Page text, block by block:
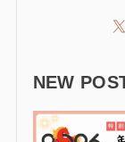
NEW